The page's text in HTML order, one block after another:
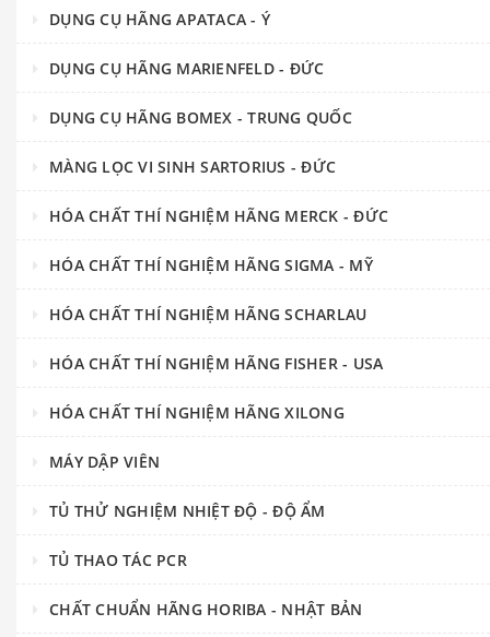
DỤNG CỤ HÃNG APATACA - Ý
DỤNG CỤ HÃNG MARIENFELD - ĐỨC
DỤNG CỤ HÃNG BOMEX - TRUNG QUỐC
MÀNG LỌC VI SINH SARTORIUS - ĐỨC
HÓA CHẤT THÍ NGHIỆM HÃNG MERCK - ĐỨC
HÓA CHẤT THÍ NGHIỆM HÃNG SIGMA - MỸ
HÓA CHẤT THÍ NGHIỆM HÃNG SCHARLAU
HÓA CHẤT THÍ NGHIỆM HÃNG FISHER - USA
HÓA CHẤT THÍ NGHIỆM HÃNG XILONG
MÁY DẬP VIÊN
TỦ THỬ NGHIỆM NHIỆT ĐỘ - ĐỘ ẨM
TỦ THAO TÁC PCR
CHẤT CHUẨN HÃNG HORIBA - NHẬT BẢN